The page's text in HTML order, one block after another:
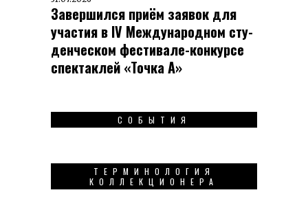
Завершился приём заявок для
участия в IV Меж­ду­на­род­ном сту­
ден­чес­ком фес­ти­вале-кон­кур­се
спек­таклей «Точка А»
СОБЫТИЯ
ТЕРМИНОЛОГИЯ
КОЛЛЕКЦИОНЕРА